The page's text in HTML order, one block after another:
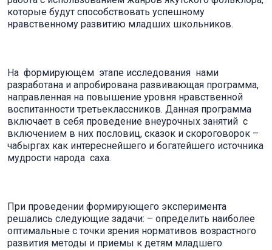
которые будут способствовать успешному
нравственному развитию младших школьников.
На формирующем этапе исследования нами
разработана и апробирована развивающая программа,
направленная на повышение уровня нравственной
воспитанности третьеклассников. Данная программа
включает в себя проведение внеурочных занятий с
включением в них пословиц, сказок и скороговорок –
чабыргах как интереснейшего и богатейшего источника
мудрости народа саха.
При проведении формирующего эксперимента
решались следующие задачи: – определить наиболее
оптимальные с точки зрения нормативов возрастного
развития методы и приемы к детям младшего